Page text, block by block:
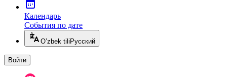
Календарь
События по дате
O’zbek tili Русский
Войти